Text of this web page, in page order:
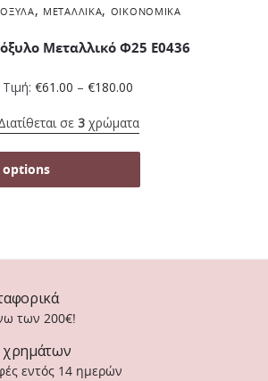
, ΜΕΤΑΛΛΙΚΆ, ΟΙΚΟΝΟΜΙΚΆ
Μεταλλικό Φ25 Ε0436
Τιμή: €61.00 – €180.00
σε 3χρώματα
options
των 200€!
χρημάτων
εντός 14 ημερών